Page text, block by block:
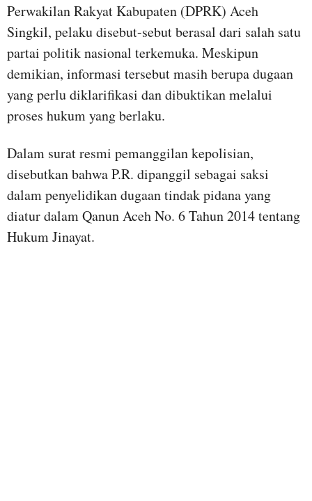
Perwakilan Rakyat Kabupaten (DPRK) Aceh
Singkil, pelaku disebut-sebut berasal dari salah satu
partai politik nasional terkemuka. Meskipun
demikian, informasi tersebut masih berupa dugaan
yang perlu diklarifikasi dan dibuktikan melalui
proses hukum yang berlaku.
Dalam surat resmi pemanggilan kepolisian,
disebutkan bahwa P.R. dipanggil sebagai saksi
dalam penyelidikan dugaan tindak pidana yang
diatur dalam Qanun Aceh No. 6 Tahun 2014 tentang
Hukum Jinayat.